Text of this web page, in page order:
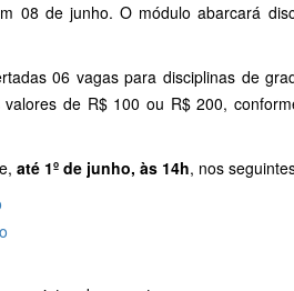
08 de junho. O módulo abarcará
06 vagas para disciplinas de
de R$ 100 ou R$ 200,
até 1º de junho, às 14h, nos